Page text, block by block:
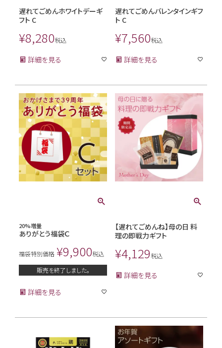
遅れてごめんホワイトデーギ
フト C
¥8,280税込
詳細を見る
遅れてごめんバレンタインギフ
ト C
¥7,560税込
詳細を見る
20%増量
ありがとう福袋Ｃ
福袋特別価格 ¥9,900税込
販売を終了しました。
詳細を見る
【遅れてごめんね】母の日 料
理の即戦力ギフト
¥4,129税込
詳細を見る